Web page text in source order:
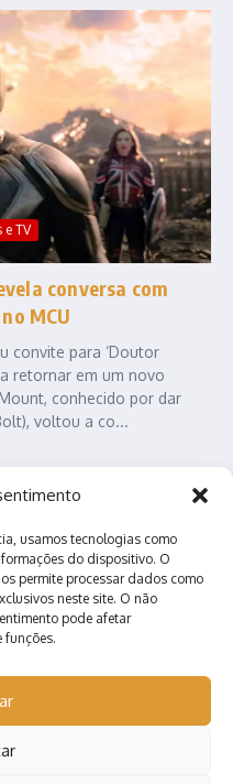
usamos tecnologias como
do dispositivo. O
permite processar dados como
neste site. O não
pode afetar
funções.
e TV
conversa com
MCU
convite para ‘Doutor
retornar em um novo
conhecido por dar
voltou a co...